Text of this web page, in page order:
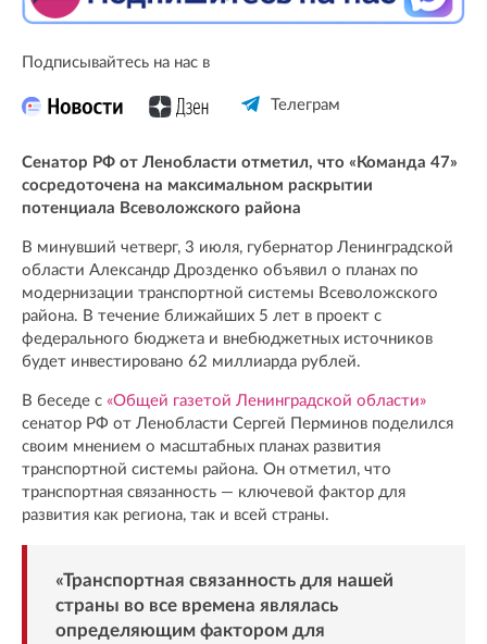
Подписывайтесь на нас в
Телеграм
Сенатор РФ от Ленобласти отметил, что «Команда 47»
сосредоточена на максимальном раскрытии
потенциала Всеволожского района
В минувший четверг, 3 июля, губернатор Ленинградской
области Александр Дрозденко объявил о планах по
модернизации транспортной системы Всеволожского
района. В течение ближайших 5 лет в проект с
федерального бюджета и внебюджетных источников
будет инвестировано 62 миллиарда рублей.
В беседе с «Общей газетой Ленинградской области»
сенатор РФ от Ленобласти Сергей Перминов поделился
своим мнением о масштабных планах развития
транспортной системы района. Он отметил, что
транспортная связанность — ключевой фактор для
развития как региона, так и всей страны.
«Транспортная связанность для нашей
страны во все времена являлась
определяющим фактором для